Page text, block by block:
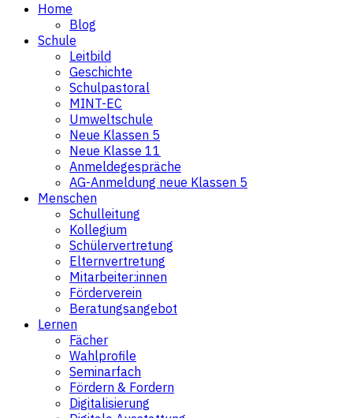
Home
Blog
Schule
Leitbild
Geschichte
Schulpastoral
MINT-EC
Umweltschule
Neue Klassen 5
Neue Klasse 11
Anmeldegespräche
AG-Anmeldung neue Klassen 5
Menschen
Schulleitung
Kollegium
Schülervertretung
Elternvertretung
Mitarbeiter:innen
Förderverein
Beratungsangebot
Lernen
Fächer
Wahlprofile
Seminarfach
Fördern & Fordern
Digitalisierung